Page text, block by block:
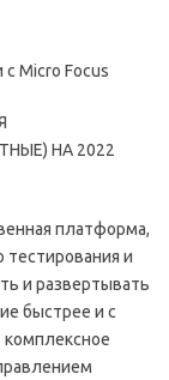
Micro Focus
платформа,
и
и развертывать
быстрее и с